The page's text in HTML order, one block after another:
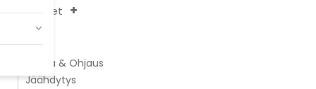
Chatenet
Ligier
Alusta & Ohjaus
Jäähdytys